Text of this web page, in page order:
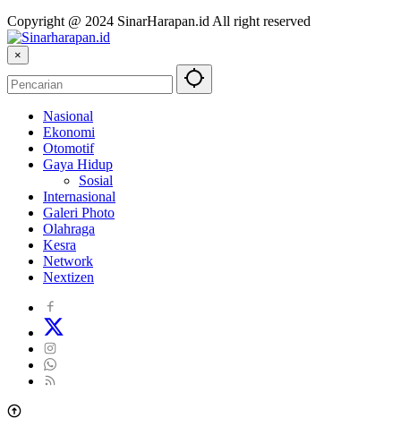
Copyright @ 2024 SinarHarapan.id All right reserved
×
Nasional
Ekonomi
Otomotif
Gaya Hidup
Sosial
Internasional
Galeri Photo
Olahraga
Kesra
Network
Nextizen